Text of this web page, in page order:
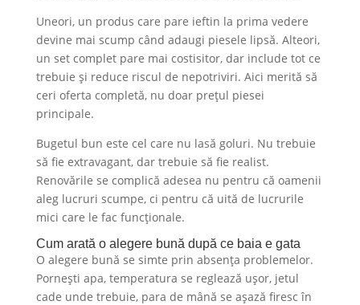
Uneori, un produs care pare ieftin la prima vedere
devine mai scump când adaugi piesele lipsă. Alteori,
un set complet pare mai costisitor, dar include tot ce
trebuie și reduce riscul de nepotriviri. Aici merită să
ceri oferta completă, nu doar prețul piesei
principale.
Bugetul bun este cel care nu lasă goluri. Nu trebuie
să fie extravagant, dar trebuie să fie realist.
Renovările se complică adesea nu pentru că oamenii
aleg lucruri scumpe, ci pentru că uită de lucrurile
mici care le fac funcționale.
Cum arată o alegere bună după ce baia e gata
O alegere bună se simte prin absența problemelor.
Pornești apa, temperatura se reglează ușor, jetul
cade unde trebuie, para de mână se așază firesc în